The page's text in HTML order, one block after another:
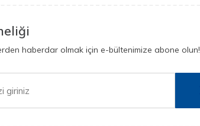
haberdar olmak için e-bültenimize abone olun!